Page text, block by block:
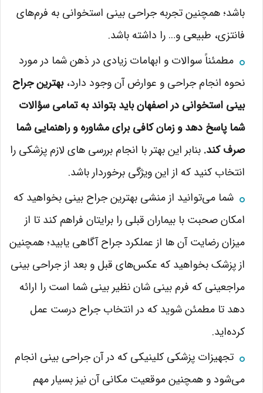
باشد؛ همچنین تجربه جراحی بینی استخوانی به فرم‌های
فانتزی، طبیعی و… را داشته باشد.
مطمئناً سوالات و ابهامات زیادی در ذهن شما در مورد
نحوه انجام جراحی و عوارض آن وجود دارد،بهترین جراح
بینی استخوانی در اصفهان باید بتواند به تمامی سؤالات
شما پاسخ دهد و زمان کافی برای مشاوره و راهنمایی شما
صرف کند. بنابر این بهتر با انجام بررسی های لازم پزشکی را
انتخاب کنید که از این ویژگی برخوردار باشد.
شما می‌توانید از منشی بهترین جراح بینی بخواهید که
امکان صحبت با بیماران قبلی را برایتان فراهم کند تا از
میزان رضایت آن ها از عملکرد جراح آگاهی یابید؛ همچنین
از پزشک بخواهید که عکس‌های قبل و بعد از جراحی بینی
مراجعینی که فرم بینی شان نظیر بینی شما است را ارائه
دهد تا مطمئن شوید که در انتخاب جراح درست عمل
کرده‌اید.
تجهیزات پزشکی کلینیکی که در آن جراحی بینی انجام
می‌شود و همچنین موقعیت مکانی آن نیز بسیار مهم